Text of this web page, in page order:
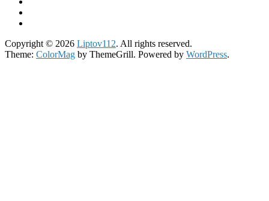
Copyright © 2026 Liptov112. All rights reserved.
Theme: ColorMag by ThemeGrill. Powered by WordPress.